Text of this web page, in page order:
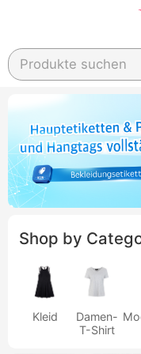
Produkte suchen
Shop by
Kleid
Damen-
T-Shirt